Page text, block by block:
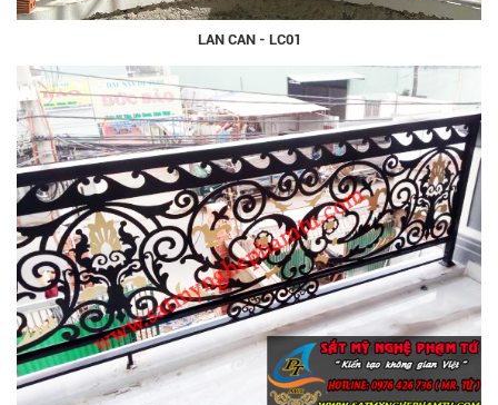
LAN CAN - LC01